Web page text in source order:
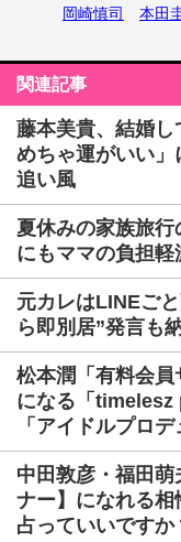
岡崎慎司
本田
関連記事
藤本美貴、結婚
めちゃ運がいい
追い風
夏休みの家族旅
にもママの負担軽
元カレはLINEご
ら即別居”発言も
松本潤「有料会
になる「timelesz
「アイドルプロ
中田敦彦・福田
ナー】になれる
占っていいですか